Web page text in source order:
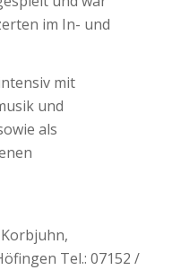
im In- und
mit
und
als
Tel.: 07152 /